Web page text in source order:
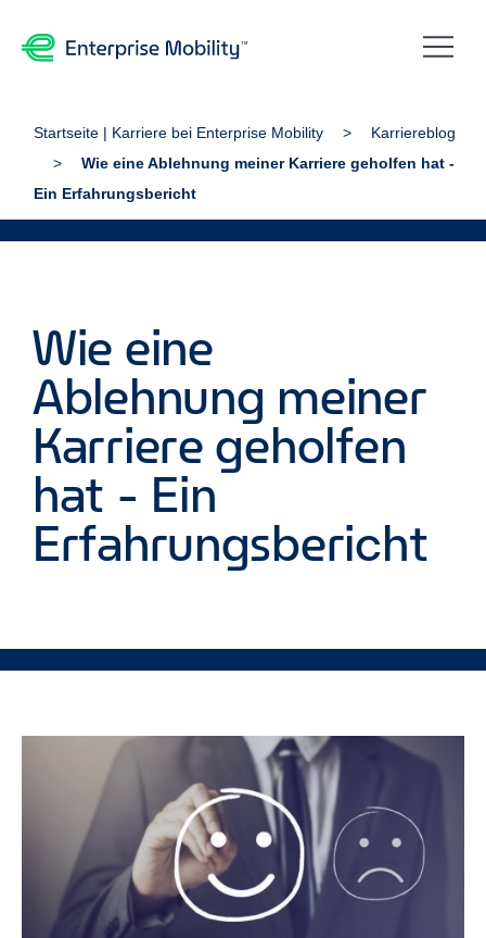
Startseite | Karriere bei Enterprise Mobility
Karriereblog
Wie eine Ablehnung meiner Karriere geholfen hat -
Ein Erfahrungsbericht
Wie eine
Ablehnung meiner
Karriere geholfen
hat - Ein
Erfahrungsbericht